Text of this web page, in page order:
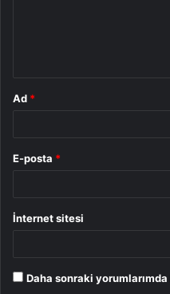
Ad *
E-posta *
İnternet sitesi
Daha sonraki